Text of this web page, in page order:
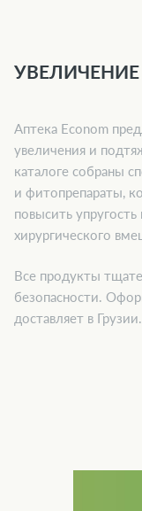
УВЕЛИЧЕНИЕ
Аптека Econom
увеличения и
каталоге собраны
и фитопрепараты,
повысить
хирургического
Все продукты
безопасности.
доставляет в Грузии.